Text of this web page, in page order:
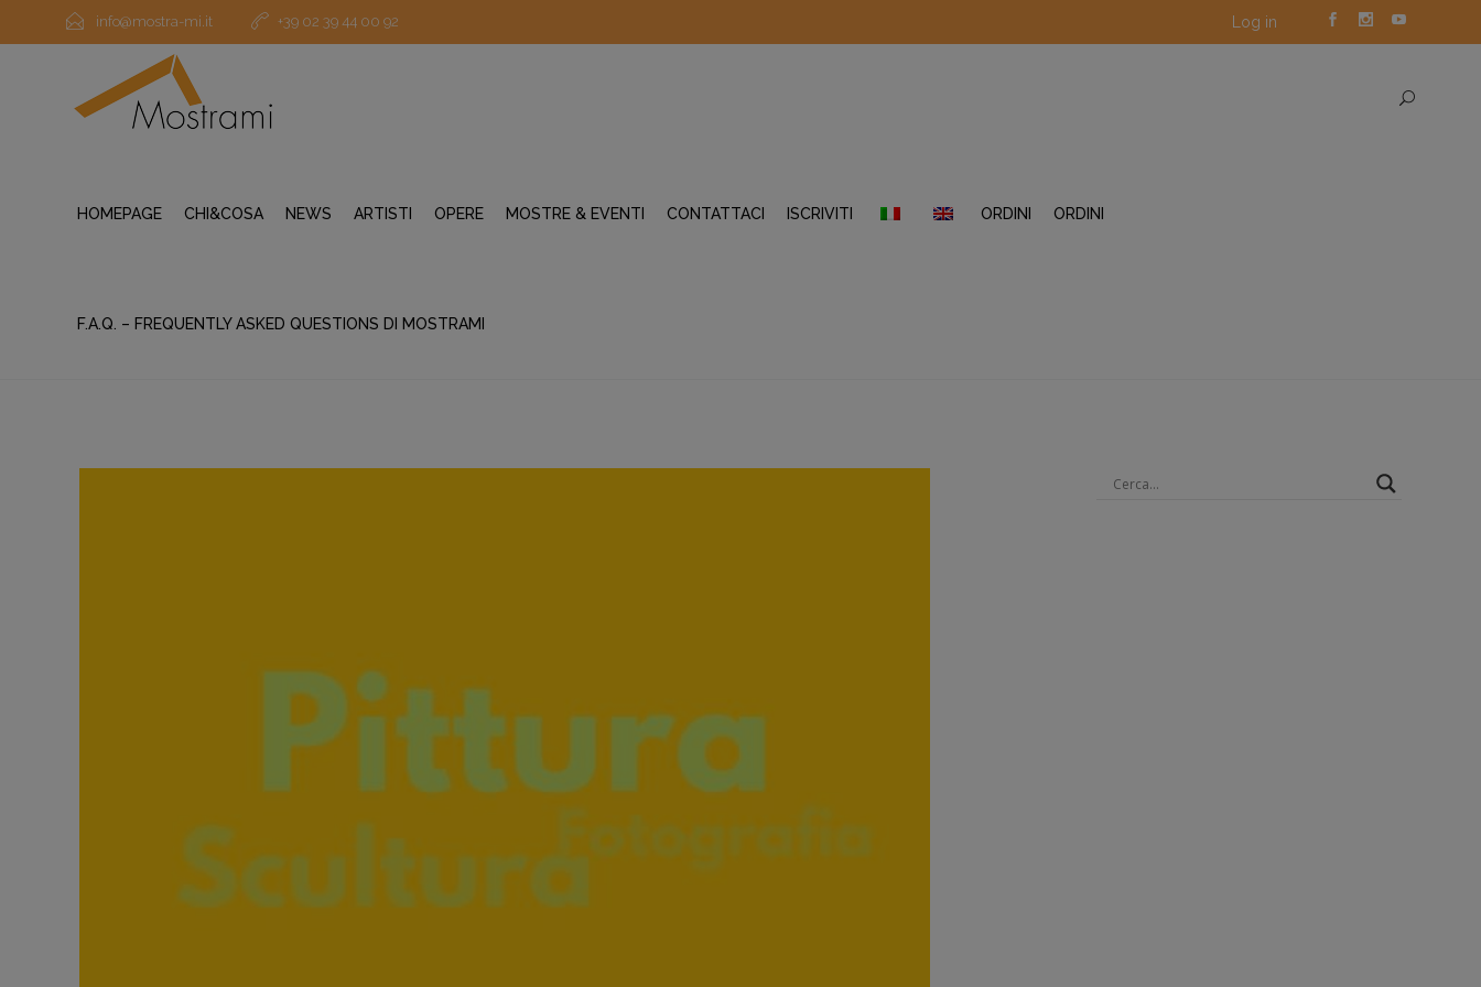
info@mostra-mi.it +39 02 39 44 00 92 Log in
HOMEPAGE CHI&COSA NEWS ARTISTI OPERE MOSTRE & EVENTI CONTATTACI ISCRIVITI ORDINI ORDINI
F.A.Q. – FREQUENTLY ASKED QUESTIONS DI MOSTRAMI